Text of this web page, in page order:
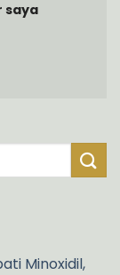
saya
Minoxidil,